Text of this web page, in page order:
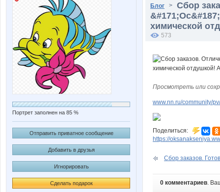
Портрет заполнен на 85 %
Отправить приватное сообщение
Добавить в друзья
Игнорировать
Сделать подарок
Блог > Сбор
химической
573
Просмотреть или
www.nn.ru/community/
Поделиться:
https://
Сбор заказов.
0 комментариев.